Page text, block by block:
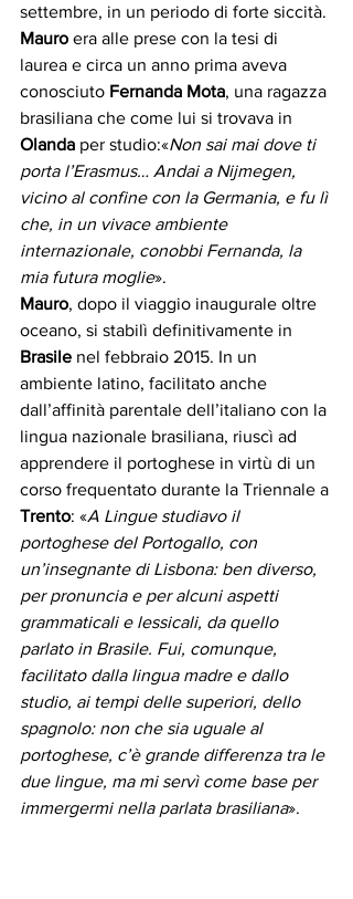
settembre, in un periodo di forte siccità.
Mauro era alle prese con la tesi di
laurea e circa un anno prima aveva
conosciuto Fernanda Mota, una ragazza
brasiliana che come lui si trovava in
Olanda per studio:«Non sai mai dove ti
porta l’Erasmus… Andai a Nijmegen,
vicino al confine con la Germania, e fu lì
che, in un vivace ambiente
internazionale, conobbi Fernanda, la
mia futura moglie».
Mauro, dopo il viaggio inaugurale oltre
oceano, si stabilì definitivamente in
Brasile nel febbraio 2015. In un
ambiente latino, facilitato anche
dall’affinità parentale dell’italiano con la
lingua nazionale brasiliana, riuscì ad
apprendere il portoghese in virtù di un
corso frequentato durante la Triennale a
Trento: «A Lingue studiavo il
portoghese del Portogallo, con
un’insegnante di Lisbona: ben diverso,
per pronuncia e per alcuni aspetti
grammaticali e lessicali, da quello
parlato in Brasile. Fui, comunque,
facilitato dalla lingua madre e dallo
studio, ai tempi delle superiori, dello
spagnolo: non che sia uguale al
portoghese, c’è grande differenza tra le
due lingue, ma mi servì come base per
immergermi nella parlata brasiliana».